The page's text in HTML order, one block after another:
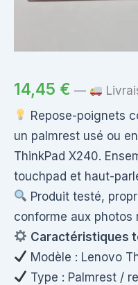
14,45 € —
Repose-poignets
un palmrest usé ou
ThinkPad X240.
touchpad et haut-
Produit testé,
conforme aux photos
Caractéristiques
Modèle : Lenovo
Type : Palmrest /